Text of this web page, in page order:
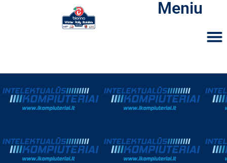
Meniu